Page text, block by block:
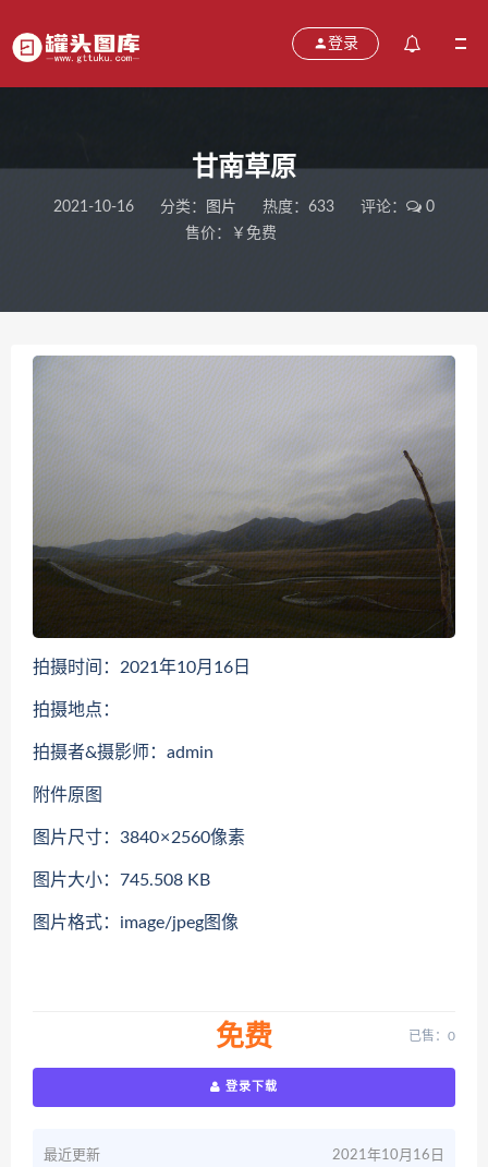
登录
甘南草原
2021-10-16 分类： 图片 热度：633 评论：
0
售价：￥免费
拍摄时间：2021年10月16日
拍摄地点：
拍摄者&摄影师：admin
附件原图
图片尺寸：3840 × 2560像素
图片大小：745.508 KB
图片格式：image/jpeg图像
免费 已售：0
登录下载
最近更新 2021年10月16日